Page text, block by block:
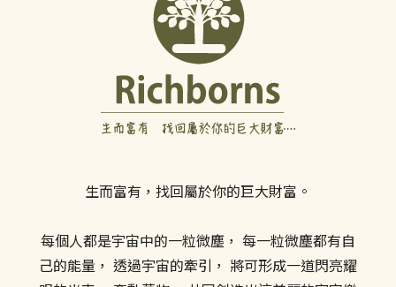
生而富有，找回屬於你的巨大財富。
每個人都是宇宙中的一粒微塵， 每一粒微塵都有自
己的能量， 透過宇宙的牽引， 將可形成一道閃亮耀